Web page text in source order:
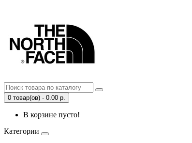
0 товар(ов) - 0.00 р.
В корзине пусто!
Категории